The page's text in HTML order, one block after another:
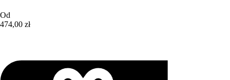
Od
474,00 zł